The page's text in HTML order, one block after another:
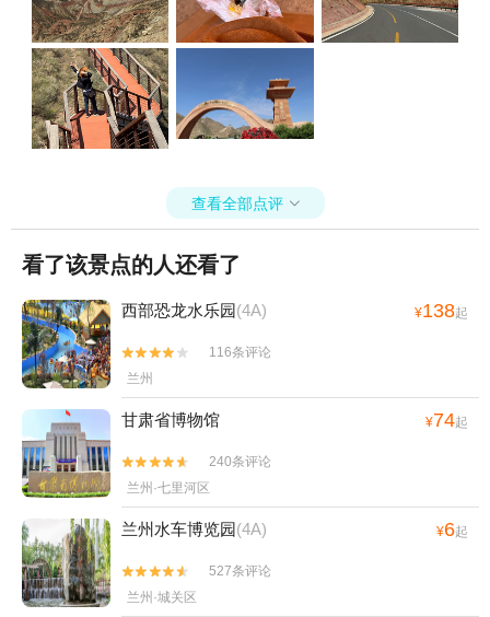
查看全部点评 
看了该景点的人还看了
西部恐龙水乐园(4A) ¥138起


116条评论
兰州
甘肃省博物馆 ¥74起


240条评论
兰州·七里河区
兰州水车博览园(4A) ¥6起


527条评论
兰州·城关区